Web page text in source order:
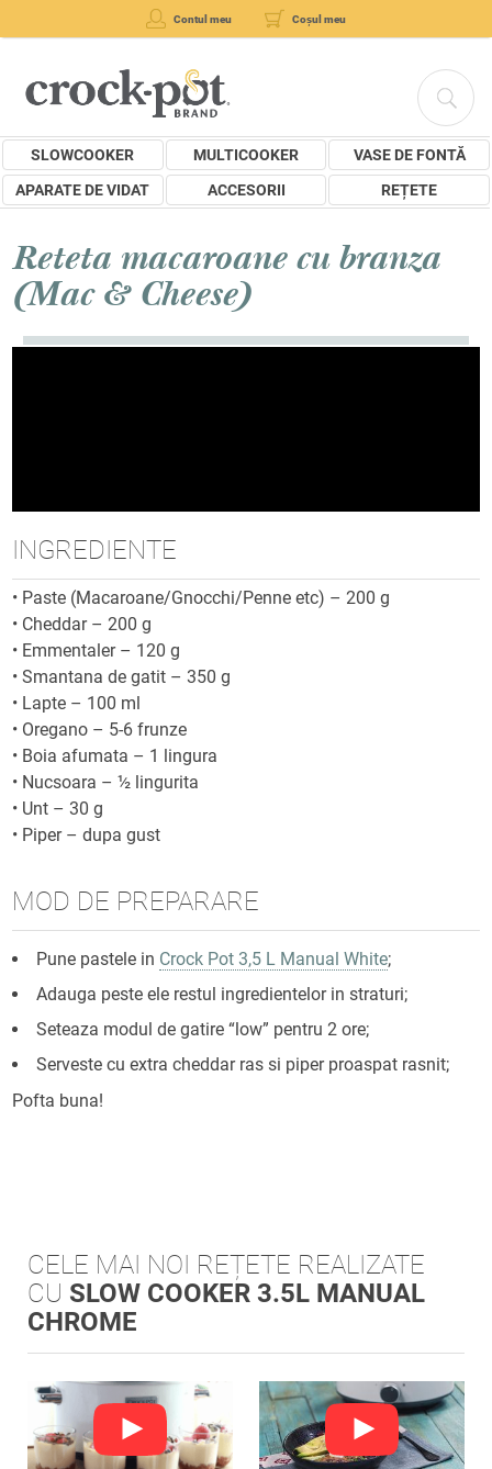
Contul meu Coșul meu
SLOWCOOKER MULTICOOKER
VASE DE FONTĂ
APARATE DE VIDAT
ACCESORII REȚETE
Reteta macaroane cu branza
(Mac & Cheese)
INGREDIENTE
• Paste (Macaroane/Gnocchi/Penne etc) – 200 g
• Cheddar – 200 g
• Emmentaler – 120 g
•Smantana de gatit – 350 g
• Lapte – 100 ml
• Oregano – 5-6 frunze
• Boia afumata – 1 lingura
• Nucsoara – ½ lingurita
• Unt – 30 g
• Piper – dupa gust
MOD DE PREPARARE
Pune pastele in Crock Pot 3,5 L Manual White;
Adauga peste ele restul ingredientelor in straturi;
Seteaza modul de gatire “low” pentru 2 ore;
Serveste cu extra cheddar ras si piper proaspat rasnit;
Pofta buna!
CELE MAI NOI REȚETE REALIZATE
CU SLOW COOKER 3.5L MANUAL
CHROME